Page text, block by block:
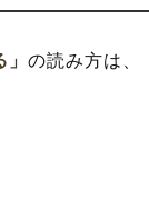
の読み方は、